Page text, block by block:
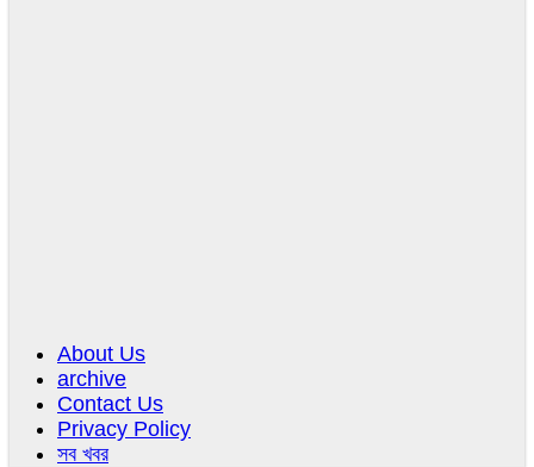
About Us
archive
Contact Us
Privacy Policy
সব খবর